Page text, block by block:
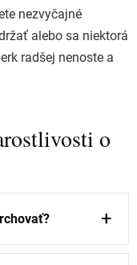
nezvyčajné
alebo sa niektorá
radšej nenoste a
o